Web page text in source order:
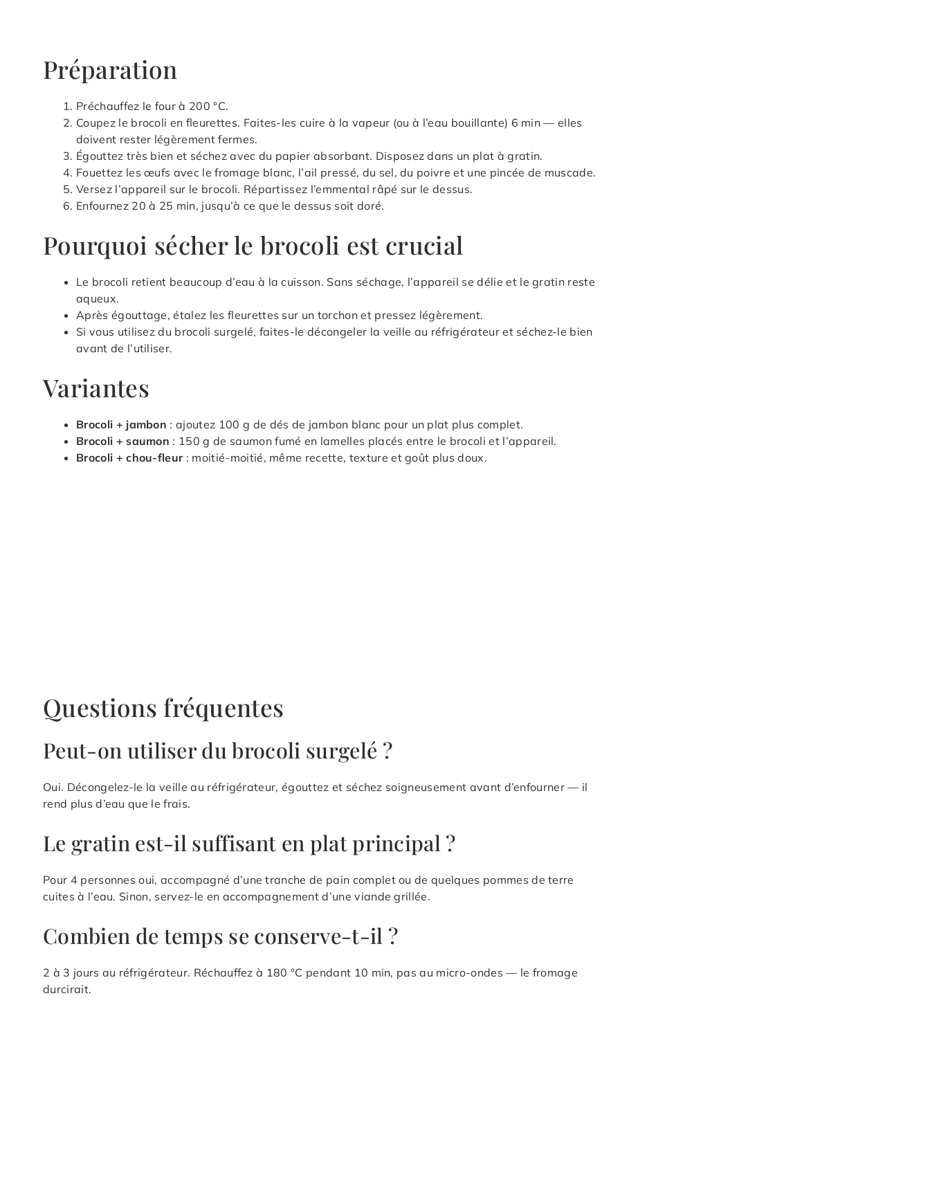
Préparation
Préchauffez le four à 200 °C.
Coupez le brocoli en fleurettes. Faites-les cuire à la vapeur (ou à l’eau bouillante) 6 min — elles
doivent rester légèrement fermes.
Égouttez très bien et séchez avec du papier absorbant. Disposez dans un plat à gratin.
Fouettez les œufs avec le fromage blanc, l’ail pressé, du sel, du poivre et une pincée de muscade.
Versez l’appareil sur le brocoli. Répartissez l’emmental râpé sur le dessus.
Enfournez 20 à 25 min, jusqu’à ce que le dessus soit doré.
Pourquoi sécher le brocoli est crucial
Le brocoli retient beaucoup d’eau à la cuisson. Sans séchage, l’appareil se délie et le gratin reste
aqueux.
Après égouttage, étalez les fleurettes sur un torchon et pressez légèrement.
Si vous utilisez du brocoli surgelé, faites-le décongeler la veille au réfrigérateur et séchez-le bien
avant de l’utiliser.
Variantes
Brocoli + jambon : ajoutez 100 g de dés de jambon blanc pour un plat plus complet.
Brocoli + saumon : 150 g de saumon fumé en lamelles placés entre le brocoli et l’appareil.
Brocoli + chou-fleur: moitié-moitié, même recette, texture et goût plus doux.
Questions fréquentes
Peut-on utiliser du brocoli surgelé ?
Oui. Décongelez-le la veille au réfrigérateur, égouttez et séchez soigneusement avant d’enfourner — il
rend plus d’eau que le frais.
Le gratin est-il suffisant en plat principal ?
Pour 4 personnes oui, accompagné d’une tranche de pain complet ou de quelques pommes de terre
cuites à l’eau. Sinon, servez-le en accompagnement d’une viande grillée.
Combien de temps se conserve-t-il ?
2 à 3 jours au réfrigérateur. Réchauffez à 180 °C pendant 10 min, pas au micro-ondes — le fromage
durcirait.